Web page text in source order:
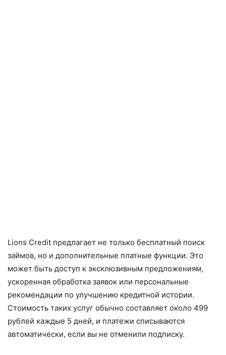
Lions Credit предлагает не только бесплатный поиск
займов, но и дополнительные платные функции. Это
может быть доступ к эксклюзивным предложениям,
ускоренная обработка заявок или персональные
рекомендации по улучшению кредитной истории.
Стоимость таких услуг обычно составляет около 499
рублей каждые 5 дней, и платежи списываются
автоматически, если вы не отменили подписку.